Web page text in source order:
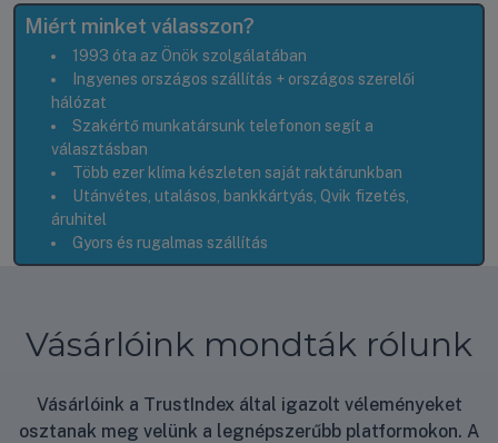
Miért minket válasszon?
1993 óta az Önök szolgálatában
Ingyenes országos szállítás + országos szerelői
hálózat
Szakértő munkatársunk telefonon segít a
választásban
Több ezer klíma készleten saját raktárunkban
Utánvétes, utalásos, bankkártyás, Qvik fizetés,
áruhitel
Gyors és rugalmas szállítás
Vásárlóink mondták rólunk
Vásárlóink a TrustIndex által igazolt véleményeket
osztanak meg velünk a legnépszerűbb platformokon. A